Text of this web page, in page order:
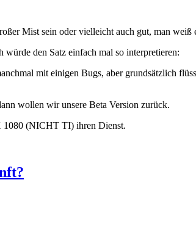
Mist sein oder vielleicht auch gut, man weiß
den Satz einfach mal so interpretieren:
mit einigen Bugs, aber grundsätzlich
wollen wir unsere Beta Version zurück.
1080 (NICHT TI) ihren Dienst.